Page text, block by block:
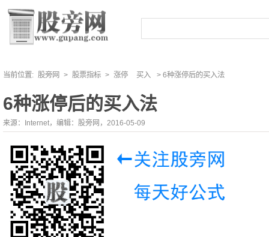
当前位置: 股旁网 > 股票指标 > 涨停 买入 > 6种涨停后的买入法
6种涨停后的买入法
来源：Internet，编辑：股旁网，2016-05-09